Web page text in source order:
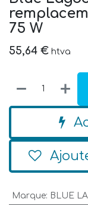
75 W
55,64 € htva
Marque: BLUE